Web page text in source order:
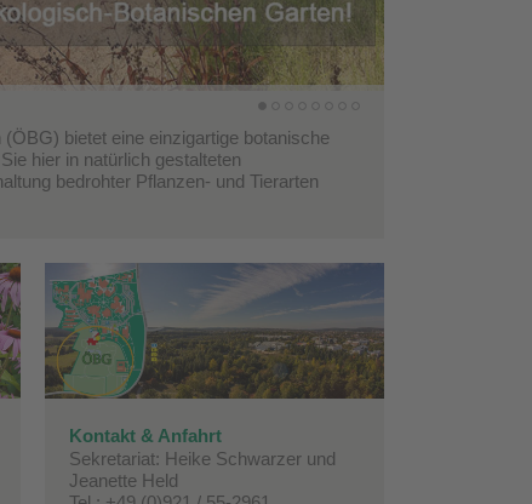
bietet eine einzigartige botanische
hier in natürlich gestalteten
bedrohter Pflanzen- und Tierarten
Kontakt & Anfahrt
Sekretariat: Heike Schwarzer und
Jeanette Held